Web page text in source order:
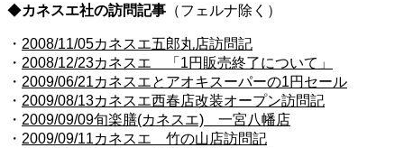
◆カネスエ社の訪問記事 （フェルナ除く）
・ 2008/11/05カネスエ五郎丸店訪問記
・ 2008/12/23カネスエ 「 1円販売終了について」
・ 2009/06/21カネスエとアオキスーパーの1円セール
・ 2009/08/13カネスエ西春店改装オープン訪問記
・ 2009/09/09旬楽膳(カネスエ) 一宮八幡店
・ 2009/09/11カネスエ 竹の山店訪問記